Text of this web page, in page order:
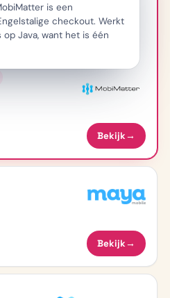
Bekijk→
is een
checkout. Werkt
Java, want het is één
Bekijk→